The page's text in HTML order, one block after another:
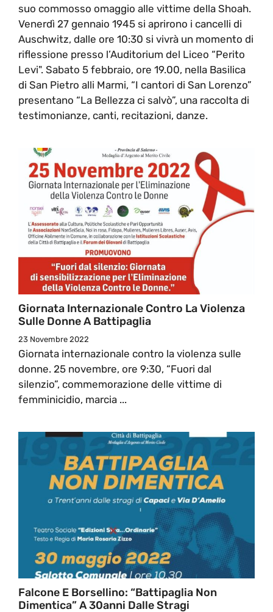
suo commosso omaggio alle vittime della Shoah.
Venerdì 27 gennaio 1945 si aprirono i cancelli di
Auschwitz, dalle ore 10:30 si vivrà un momento di
riflessione presso l’Auditorium del Liceo “Perito
Levi". Sabato 5 febbraio, ore 19.00, nella Basilica
di San Pietro alli Marmi, “I cantori di San Lorenzo”
presentano “La Bellezza ci salvò”, una raccolta di
testimonianze, canti, recitazioni, danze.
Giornata Internazionale Contro La Violenza
Sulle Donne A Battipaglia
23 Novembre 2022
Giornata internazionale contro la violenza sulle
donne. 25 novembre, ore 9:30, “Fuori dal
silenzio”, commemorazione delle vittime di
femminicidio, marcia ...
Falcone E Borsellino: “Battipaglia Non
Dimentica” A 30anni Dalle Stragi